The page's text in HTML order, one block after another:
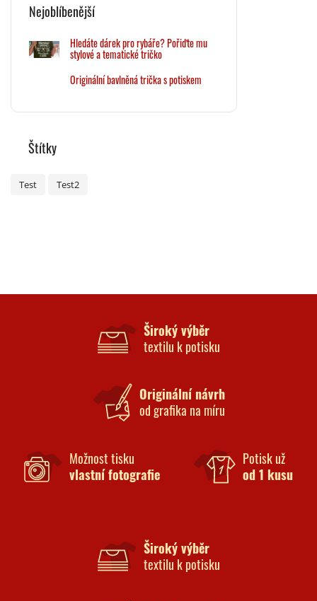
Nejoblíbenější
Hledáte dárek pro rybáře? Pořiďte mu
stylové a tematické tričko
Originální bavlněná trička s potiskem
Štítky
Test Test2
Široký výběr
textilu k potisku
Originální návrh
od grafika na míru
Možnost tisku
vlastní fotografie
Potisk už
od 1 kusu
Široký výběr
textilu k potisku